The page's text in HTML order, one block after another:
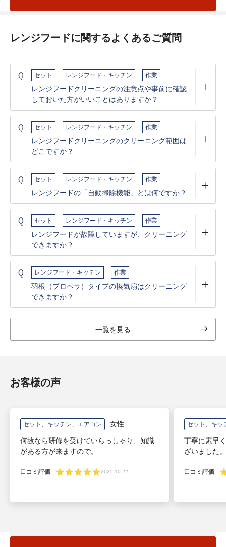
レンジフードに関するよくあるご質問
Q セット レンジフード・キッチン 作業
レンジフードクリーニングの注意点や事前に確認
しておいた方がいいことはありますか？
Q セット レンジフード・キッチン 作業
レンジフードクリーニングのクリーニング範囲は
どこですか？
Q セット レンジフード・キッチン 作業
レンジフードの「自動掃除機能」とは何ですか？
Q セット レンジフード・キッチン 作業
レンジフードが故障していますが、クリーニング
できますか？
Q レンジフード・キッチン 作業
羽根（プロペラ）タイプの換気扇はクリーニング
できますか？
一覧を見る
お客様の声
セット、キッチン、エアコン 女性
何故なら研修を受けていらっしゃり、知識
がある方が来ますので。
口コミ評価 2025.10.22
セット、キッ
丁寧に素早
ざいました。
口コミ評価